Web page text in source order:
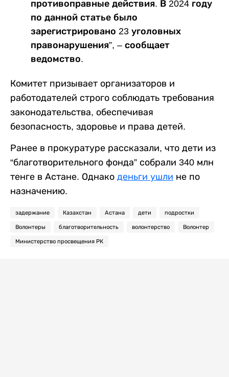
противоправные действия. В 2024 году
по данной статье было
зарегистрировано 23 уголовных
правонарушения”, – сообщает
ведомство.
Комитет призывает организаторов и
работодателей строго соблюдать требования
законодательства, обеспечивая
безопасность, здоровье и права детей.
Ранее в прокуратуре рассказали, что дети из
“благотворительного фонда” собрали 340 млн
тенге в Астане. Однако деньги ушли не по
назначению.
задержание Казахстан Астана дети подростки
Волонтеры благотворительность волонтерство Волонтер
Министерство просвещения РК